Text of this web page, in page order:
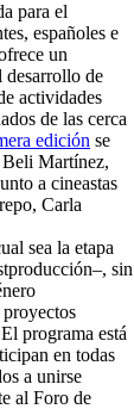
para el
españoles e
un
desarrollo de
actividades
de las cerca
edición se
Beli Martínez,
a cineastas
Carla
sea la etapa
sin
programa está
en todas
a unirse
al Foro de